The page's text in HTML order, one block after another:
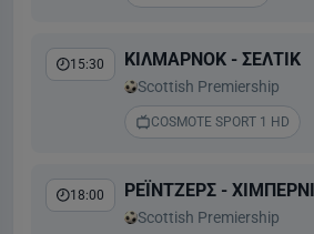
15:30 ΚΙΛΜΑΡΝΟΚ - ΣΕΛΤΙΚ
Scottish Premiership
COSMOTE SPORT 1 HD
18:00 ΡΕΪΝΤΖΕΡΣ -
Scottish Premiership